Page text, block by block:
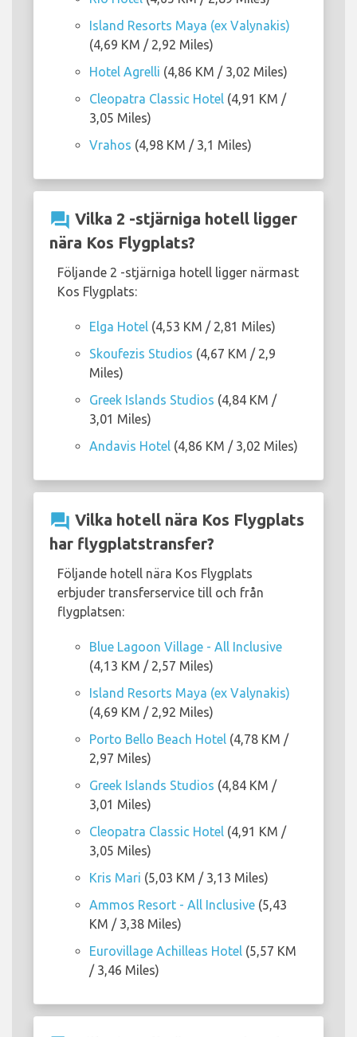
Island Resorts Maya (ex Valynakis)
(4,69 KM / 2,92 Miles)
Hotel Agrelli (4,86 KM / 3,02 Miles)
Cleopatra Classic Hotel (4,91 KM /
3,05 Miles)
Vrahos (4,98 KM / 3,1 Miles)
question_answer Vilka 2 -stjärniga hotell ligger
nära Kos Flygplats?
Följande 2 -stjärniga hotell ligger närmast
Kos Flygplats:
Elga Hotel (4,53 KM / 2,81 Miles)
Skoufezis Studios (4,67 KM / 2,9
Miles)
Greek Islands Studios (4,84 KM /
3,01 Miles)
Andavis Hotel (4,86 KM / 3,02 Miles)
question_answer Vilka hotell nära Kos Flygplats
har flygplatstransfer?
Följande hotell nära Kos Flygplats
erbjuder transferservice till och från
flygplatsen:
Blue Lagoon Village - All Inclusive
(4,13 KM / 2,57 Miles)
Island Resorts Maya (ex Valynakis)
(4,69 KM / 2,92 Miles)
Porto Bello Beach Hotel (4,78 KM /
2,97 Miles)
Greek Islands Studios (4,84 KM /
3,01 Miles)
Cleopatra Classic Hotel (4,91 KM /
3,05 Miles)
Kris Mari (5,03 KM / 3,13 Miles)
Ammos Resort - All Inclusive (5,43
KM / 3,38 Miles)
Eurovillage Achilleas Hotel (5,57 KM
/ 3,46 Miles)